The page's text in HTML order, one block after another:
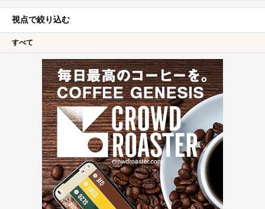
視点で絞り込む
すべて